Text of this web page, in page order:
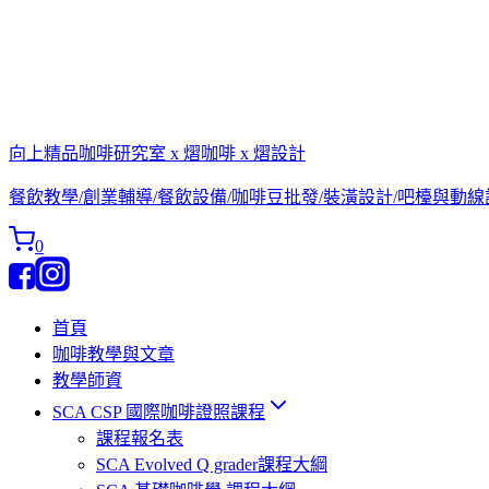
向上精品咖啡研究室 x 熠咖啡 x 熠設計
餐飲教學/創業輔導/餐飲設備/咖啡豆批發/裝潢設計/吧檯與動
0
首頁
咖啡教學與文章
教學師資
SCA CSP 國際咖啡證照課程
課程報名表
SCA Evolved Q grader課程大綱